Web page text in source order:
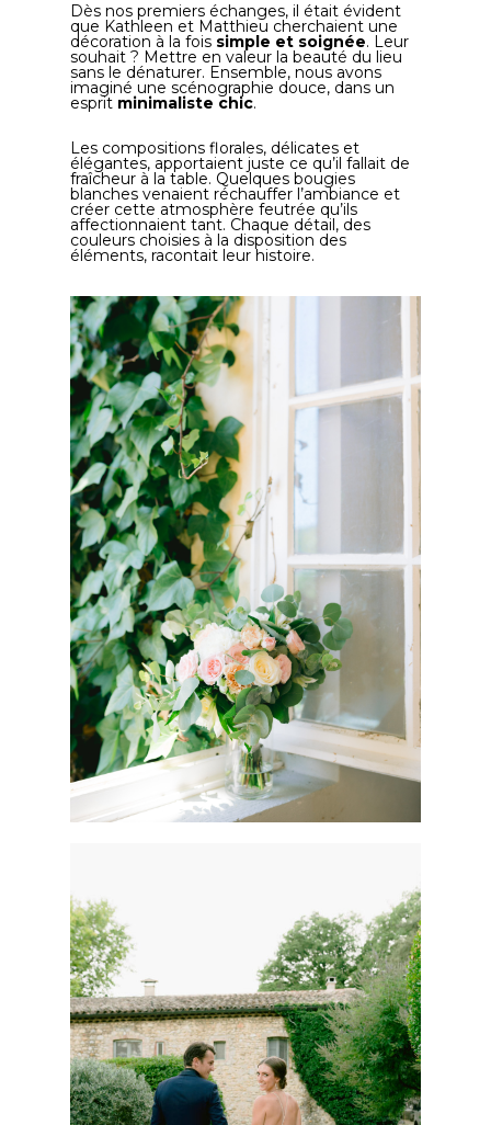
Dès nos premiers échanges, il était évident
que Kathleen et Matthieu cherchaient une
décoration à la fois simple et soignée. Leur
souhait ? Mettre en valeur la beauté du lieu
sans le dénaturer. Ensemble, nous avons
imaginé une scénographie douce, dans un
esprit minimaliste chic.
Les compositions florales, délicates et
élégantes, apportaient juste ce qu’il fallait de
fraîcheur à la table. Quelques bougies
blanches venaient réchauffer l’ambiance et
créer cette atmosphère feutrée qu’ils
affectionnaient tant. Chaque détail, des
couleurs choisies à la disposition des
éléments, racontait leur histoire.